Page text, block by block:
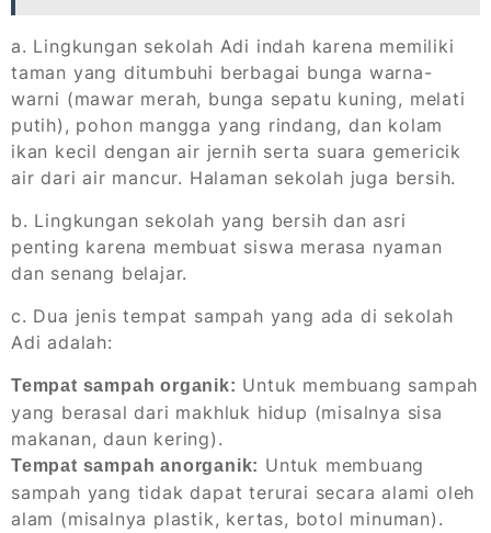
a. Lingkungan sekolah Adi indah karena memiliki
taman yang ditumbuhi berbagai bunga warna-
warni (mawar merah, bunga sepatu kuning, melati
putih), pohon mangga yang rindang, dan kolam
ikan kecil dengan air jernih serta suara gemericik
air dari air mancur. Halaman sekolah juga bersih.
b. Lingkungan sekolah yang bersih dan asri
penting karena membuat siswa merasa nyaman
dan senang belajar.
c. Dua jenis tempat sampah yang ada di sekolah
Adi adalah:
Tempat sampah organik: Untuk membuang sampah
yang berasal dari makhluk hidup (misalnya sisa
makanan, daun kering).
Tempat sampah anorganik: Untuk membuang
sampah yang tidak dapat terurai secara alami oleh
alam (misalnya plastik, kertas, botol minuman).